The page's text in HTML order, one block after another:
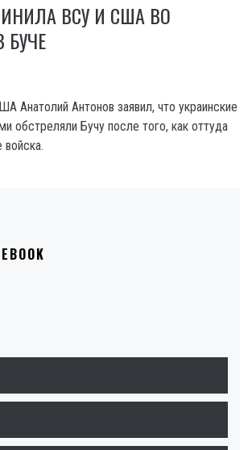
ВСУ И США ВО
БУЧЕ
Анатолий Антонов заявил, что украинские
обстреляли Бучу после того, как оттуда